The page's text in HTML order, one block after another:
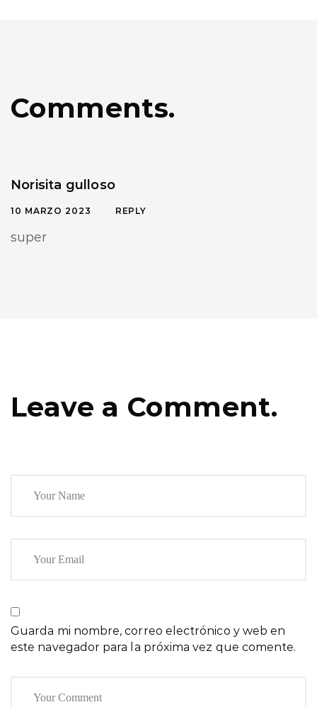
Comments.
Norisita gulloso
10 MARZO 2023 REPLY
super
Leave a Comment.
Guarda mi nombre, correo electrónico y web en
este navegador para la próxima vez que comente.